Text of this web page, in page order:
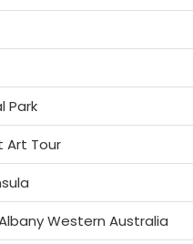
Park
Art Tour
Western Australia